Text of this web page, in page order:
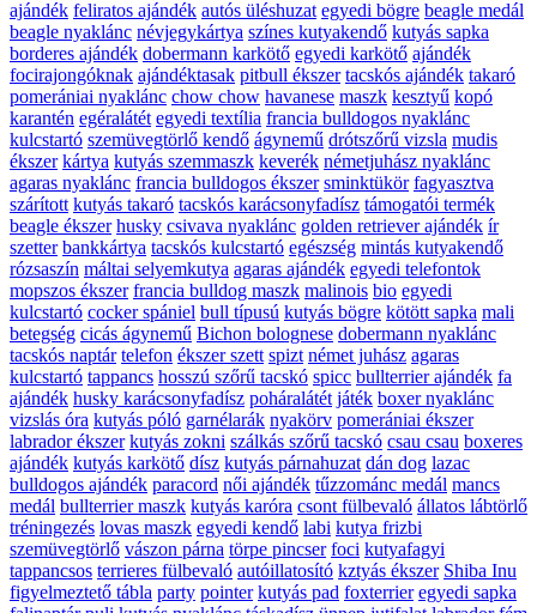
ajándék feliratos ajándék autós üléshuzat egyedi bögre beagle medál
beagle nyaklánc névjegykártya színes kutyakendő kutyás sapka
borderes ajándék dobermann karkötő egyedi karkötő ajándék
focirajongóknak ajándéktasak pitbull ékszer tacskós ajándék takaró
pomerániai nyaklánc chow chow havanese maszk kesztyű kopó
karantén egéralátét egyedi textília francia bulldogos nyaklánc
kulcstartó szemüvegtörlő kendő ágynemű drótszőrű vizsla mudis
ékszer kártya kutyás szemmaszk keverék németjuhász nyaklánc
agaras nyaklánc francia bulldogos ékszer sminktükör fagyasztva
szárított kutyás takaró tacskós karácsonyfadísz támogatói termék
beagle ékszer husky csivava nyaklánc golden retriever ajándék ír
szetter bankkártya tacskós kulcstartó egészség mintás kutyakendő
rózsaszín máltai selyemkutya agaras ajándék egyedi telefontok
mopszos ékszer francia bulldog maszk malinois bio egyedi
kulcstartó cocker spániel bull típusú kutyás bögre kötött sapka mali
betegség cicás ágynemű Bichon bolognese dobermann nyaklánc
tacskós naptár telefon ékszer szett spizt német juhász agaras
kulcstartó tappancs hosszú szőrű tacskó spicc bullterrier ajándék fa
ajándék husky karácsonyfadísz poháralátét játék boxer nyaklánc
vizslás óra kutyás póló garnélarák nyakörv pomerániai ékszer
labrador ékszer kutyás zokni szálkás szőrű tacskó csau csau boxeres
ajándék kutyás karkötő dísz kutyás párnahuzat dán dog lazac
bulldogos ajándék paracord női ajándék tűzzománc medál mancs
medál bullterrier maszk kutyás karóra csont fülbevaló állatos lábtörlő
tréningezés lovas maszk egyedi kendő labi kutya frizbi
szemüvegtörlő vászon párna törpe pincser foci kutyafagyi
tappancsos terrieres fülbevaló autóillatosító kztyás ékszer Shiba Inu
figyelmeztető tábla party pointer kutyás pad foxterrier egyedi sapka